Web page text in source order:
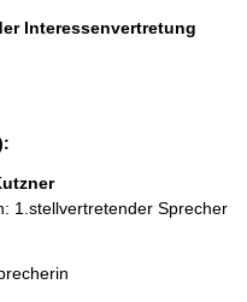
Interessenvertretung
1.stellvertretender Sprecher